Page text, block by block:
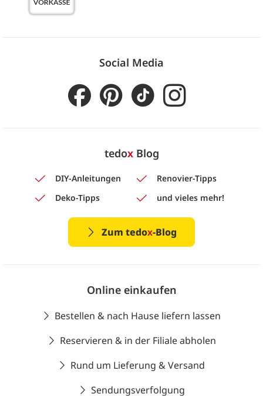
Social Media
tedoxBlog
DIY-Anleitungen
Renovier-Tipps
Deko-Tipps
und vieles mehr!
Zum tedox-Blog
Online einkaufen
Bestellen & nach Hause liefern lassen
Reservieren & in der Filiale abholen
Rund um Lieferung & Versand
Sendungsverfolgung